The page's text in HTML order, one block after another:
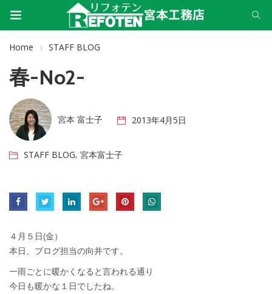
Home STAFF BLOG
春-No2-
宮本 富士子 2013年4月5日
STAFF BLOG, 宮本富士子
４月５日(金）
本日、ブログ担当の向井です。
一雨ごとに暖かくなると言われる通り
今日も暖かな１日でしたね。